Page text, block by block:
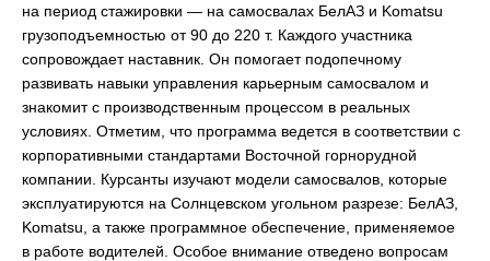
на период стажировки — на самосвалах БелАЗ и Komatsu
грузоподъемностью от 90 до 220 т. Каждого участника
сопровождает наставник. Он помогает подопечному
развивать навыки управления карьерным самосвалом и
знакомит с производственным процессом в реальных
условиях. Отметим, что программа ведется в соответствии с
корпоративными стандартами Восточной горнорудной
компании. Курсанты изучают модели самосвалов, которые
эксплуатируются на Солнцевском угольном разрезе: БелАЗ,
Komatsu, а также программное обеспечение, применяемое
в работе водителей. Особое внимание отведено вопросам